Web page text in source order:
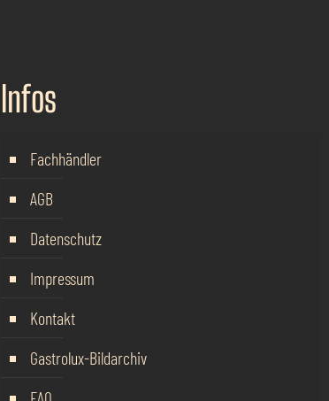
Infos
Fachhändler
AGB
Datenschutz
Impressum
Kontakt
Gastrolux-Bildarchiv